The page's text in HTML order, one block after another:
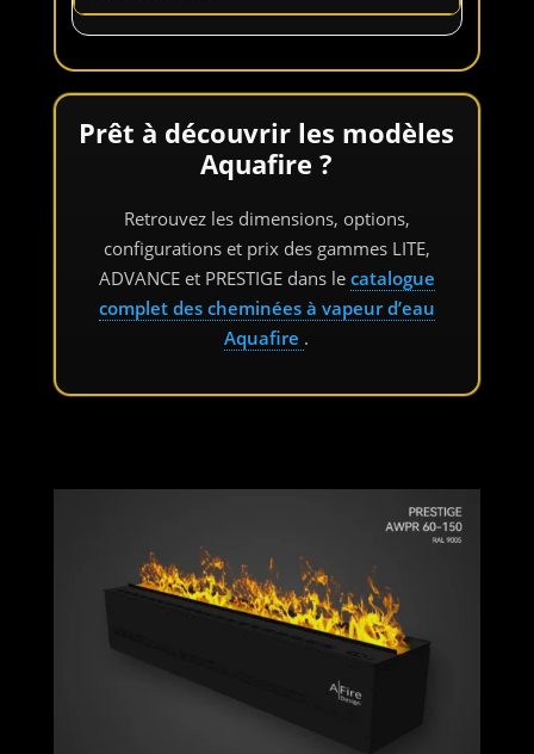
Prêt à découvrir les modèles
Aquafire ?
Retrouvez les dimensions, options,
configurations et prix des gammes LITE,
ADVANCE et PRESTIGE dans le catalogue
complet des cheminées à vapeur d’eau
Aquafire .